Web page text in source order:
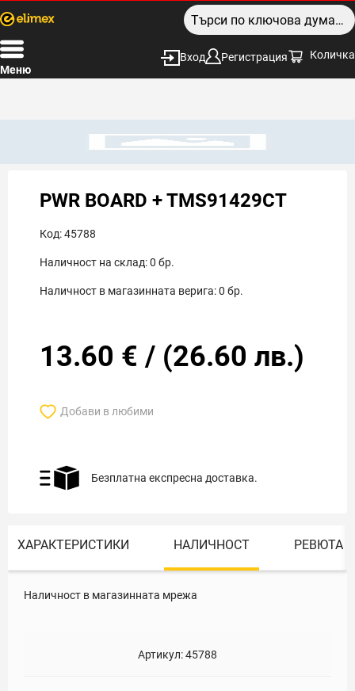
Меню
Вход Регистрация Количка
PWR BOARD + TMS91429CT
Код:45788
Наличност на склад:0 бр.
Наличност в магазинната верига:0 бр.
13.60 € / (26.60 лв.)
Добави в любими
Безплатна експресна доставка.
ХАРАКТЕРИСТИКИ НАЛИЧНОСТ РЕВЮТА
Наличност в магазинната мрежа
Артикул:45788